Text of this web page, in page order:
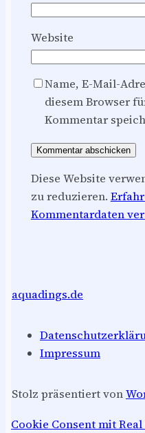
Website
Name, E-Mail-
diesem Browser
Kommentar
Diese Website
zu reduzieren.
Kommentardaten
aquadings.de
Impressum
Stolz präsentiert von
Cookie Consent mit